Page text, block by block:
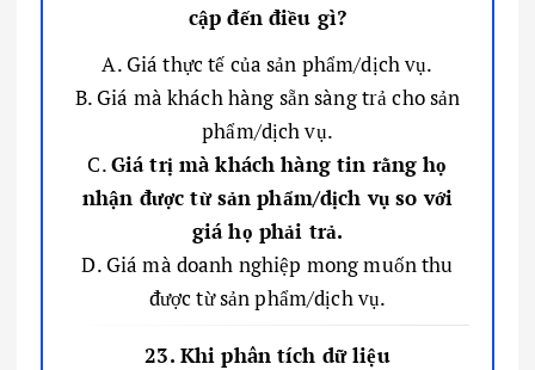
cập đến điều gì?
A. Giá thực tế của sản phẩm/dịch vụ.
B. Giá mà khách hàng sẵn sàng trả cho sản
phẩm/dịch vụ.
C.Giá trị mà khách hàng tin rằng họ
nhận được từ sản phẩm/dịch vụ so với
giá họ phải trả.
D. Giá mà doanh nghiệp mong muốn thu
được từ sản phẩm/dịch vụ.
23. Khi phân tích dữ liệu